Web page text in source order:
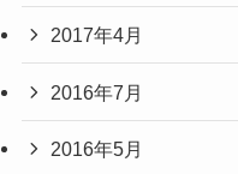
2017年4月
2016年7月
2016年5月